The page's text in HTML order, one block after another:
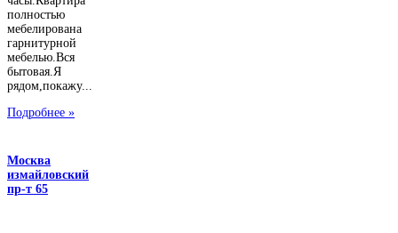
полностью
мебелирована
гарнитурной
мебелью.Вся
бытовая.Я
рядом,покажу...
Подробнее »
Москва
измайловский
пр-т 65